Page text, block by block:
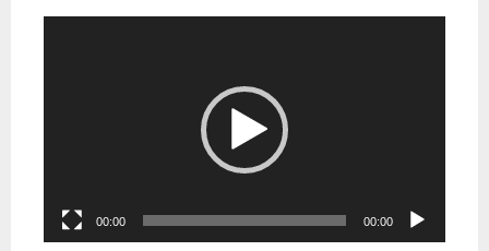
00:00
00:00